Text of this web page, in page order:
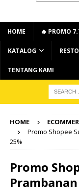
HOME 🔥 PROMO
KATALOG
TENTANG KAMI
HOME
Promo Shopee
25%
Promo